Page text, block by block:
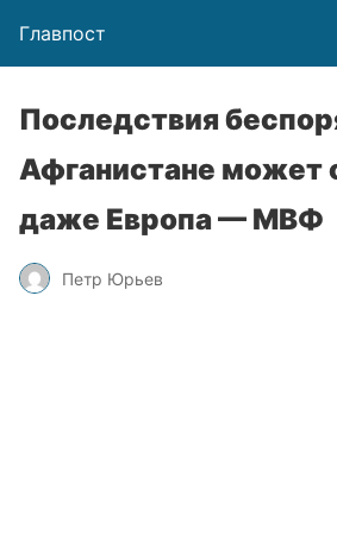
Главпост
Последствия
Афганистане может
даже Европа — МВФ
Петр Юрьев